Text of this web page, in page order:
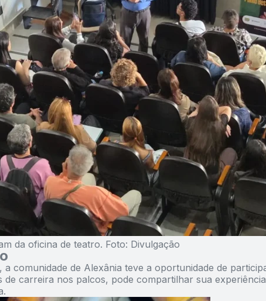
da oficina de teatro. Foto: Divulgação
comunidade de Alexânia teve a oportunidade de
de carreira nos palcos, pode compartilhar sua